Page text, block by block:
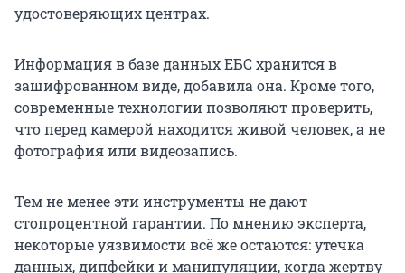
удостоверяющих центрах.
Информация в базе данных ЕБС хранится в
зашифрованном виде, добавила она. Кроме того,
современные технологии позволяют проверить,
что перед камерой находится живой человек, а не
фотография или видеозапись.
Тем не менее эти инструменты не дают
стопроцентной гарантии. По мнению эксперта,
некоторые уязвимости всё же остаются: утечка
данных, дипфейки и манипуляции, когда жертву